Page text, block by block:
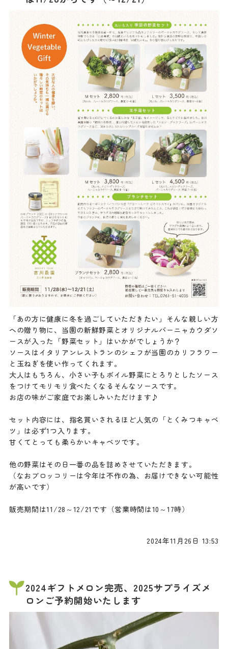
「あの方に健康に冬を過ごしていただきたい」そんな親しい方
への贈り物に、当園の新鮮野菜とオリジナルバーニャカウダソ
ースが入った「野菜セット」はいかがでしょうか？
ソースはイタリアンレストランのシェフが当園のカリフラワー
と玉ねぎを使い作ってくれます。
大人はもちろん、小さい子もボイル野菜にとろりとしたソース
をつけてモリモリ食べたくなるそんなソースです。
お店の味がご家庭でお楽しみいただけます♪
セット内容には、指名買いされるほど人気の「とくみつキャベ
ツ」は必ず1つ入ります。
甘くてとっても柔らかいキャベツです。
他の野菜はその日一番の品を詰めさせていただきます。
（なおブロッコリーは今年は不作の為、お届けできない可能性
が高いです）
販売期間は11/28～12/21です（営業時間は10～17時）
2024年11月26日 13:53
2024ギフトメロン完売、2025サプライズメ
ロンご予約開始いたします